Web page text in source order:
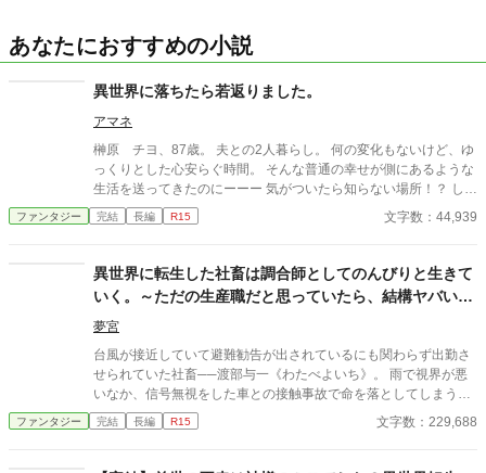
あなたにおすすめの小説
異世界に落ちたら若返りました。
アマネ
榊原 チヨ、87歳。 夫との2人暮らし。 何の変化もないけど、ゆ
っくりとした心安らぐ時間。 そんな普通の幸せが側にあるような
生活を送ってきたのにーーー 気がついたら知らない場所！？ しか
もなんかやたらと若返ってない！？ なんで！？ そんなおばあちゃ
んのお話です。 更新は出来れば毎日したいのですが、物語の時間
ファンタジー 完結 長編 R15 文字数：44,939
異世界に転生した社畜は調合師としてのんびりと生きて
いく。～ただの生産職だと思っていたら、結構ヤバい職
でした～
夢宮
台風が接近していて避難勧告が出されているにも関わらず出勤さ
せられていた社畜──渡部与一《わたべよいち》。 雨で視界が悪
いなか、信号無視をした車との接触事故で命を落としてしまう。
女神に即断即決で異世界転生を決められ、パパっと送り出されて
しまうのだが、幸いなことに女神の気遣いによって職業とスキル
ファンタジー 完結 長編 R15 文字数：229,688